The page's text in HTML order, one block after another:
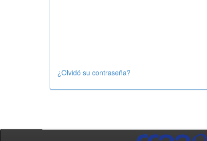
¿Olvidó su contraseña?